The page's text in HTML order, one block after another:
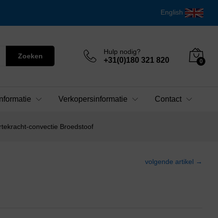
English
Zoeken
Hulp nodig?
+31(0)180 321 820 0
Verkopersinformatie Contact
convectie Broedstoof
volgende artikel →